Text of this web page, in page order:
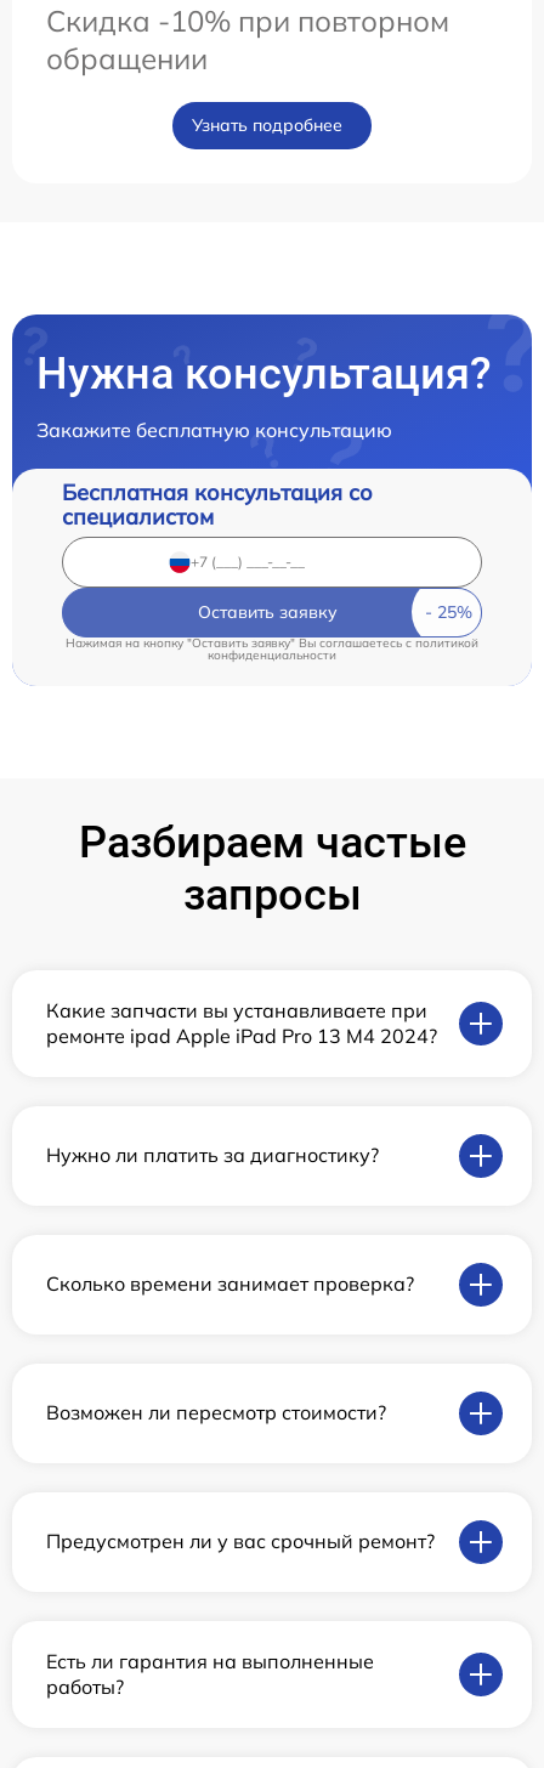
Скидка -10% при повторном
обращении
Узнать подробнее
Нужна консультация?
Закажите бесплатную консультацию
Бесплатная консультация со
специалистом
Оставить заявку
Нажимая на кнопку "Оставить заявку" Вы соглашаетесь cполитикой
конфиденциальности
Разбираем частые
запросы
Какие запчасти вы устанавливаете при
ремонте ipad Apple iPad Pro 13 M4 2024?
Нужно ли платить за диагностику?
Сколько времени занимает проверка?
Возможен ли пересмотр стоимости?
Предусмотрен ли у вас срочный ремонт?
Есть ли гарантия на выполненные
работы?